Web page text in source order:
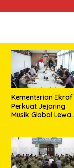
Kementerian Ekraf
Perkuat Jejaring
Musik Global Lewat